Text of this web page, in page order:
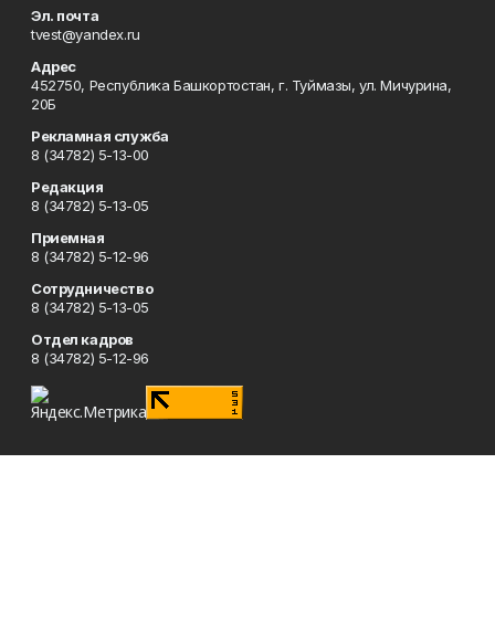
Эл. почта
tvest@yandex.ru
Адрес
452750, Республика Башкортостан, г. Туймазы, ул. Мичурина,
20Б
Рекламная служба
8 (34782) 5-13-00
Редакция
8 (34782) 5-13-05
Приемная
8 (34782) 5-12-96
Сотрудничество
8 (34782) 5-13-05
Отдел кадров
8 (34782) 5-12-96